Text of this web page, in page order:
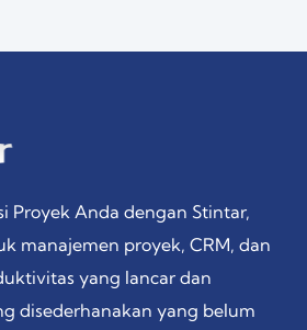
Proyek Anda dengan Stintar,
manajemen proyek, CRM, dan
yang lancar dan
disederhanakan yang belum